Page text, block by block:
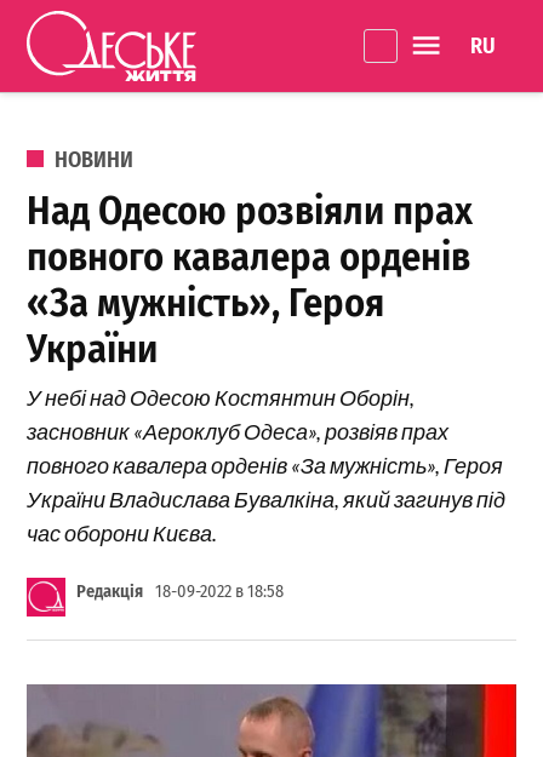
Перейти до вмісту
Життя
ОПУБЛІКОВАНО В
НОВИНИ
Над Одесою розвіяли прах
повного кавалера орденів
«За мужність», Героя
України
У небі над Одесою Костянтин Оборін,
засновник «Аероклуб Одеса», розвіяв прах
повного кавалера орденів «За мужність», Героя
України Владислава Бувалкіна, який загинув під
час оборони Києва.
Редакція 18-09-2022 в 18:58